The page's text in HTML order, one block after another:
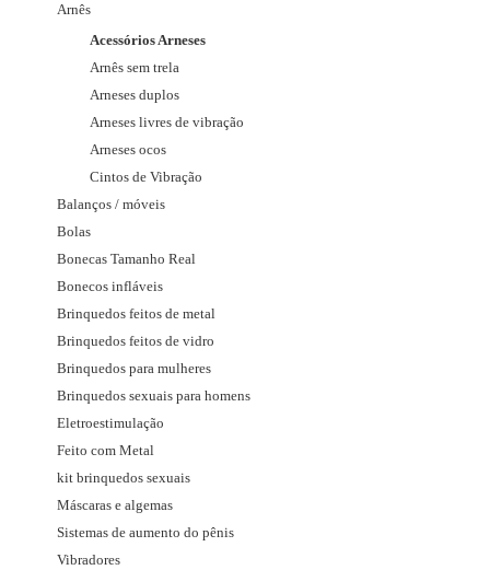
Arnês
Acessórios Arneses
Arnês sem trela
Arneses duplos
Arneses livres de vibração
Arneses ocos
Cintos de Vibração
Balanços / móveis
Bolas
Bonecas Tamanho Real
Bonecos infláveis
Brinquedos feitos de metal
Brinquedos feitos de vidro
Brinquedos para mulheres
Brinquedos sexuais para homens
Eletroestimulação
Feito com Metal
kit brinquedos sexuais
Máscaras e algemas
Sistemas de aumento do pênis
Vibradores